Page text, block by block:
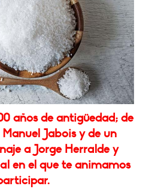
años de antigüedad; de
Jabois y de un
a Jorge Herralde y
en el que te animamos